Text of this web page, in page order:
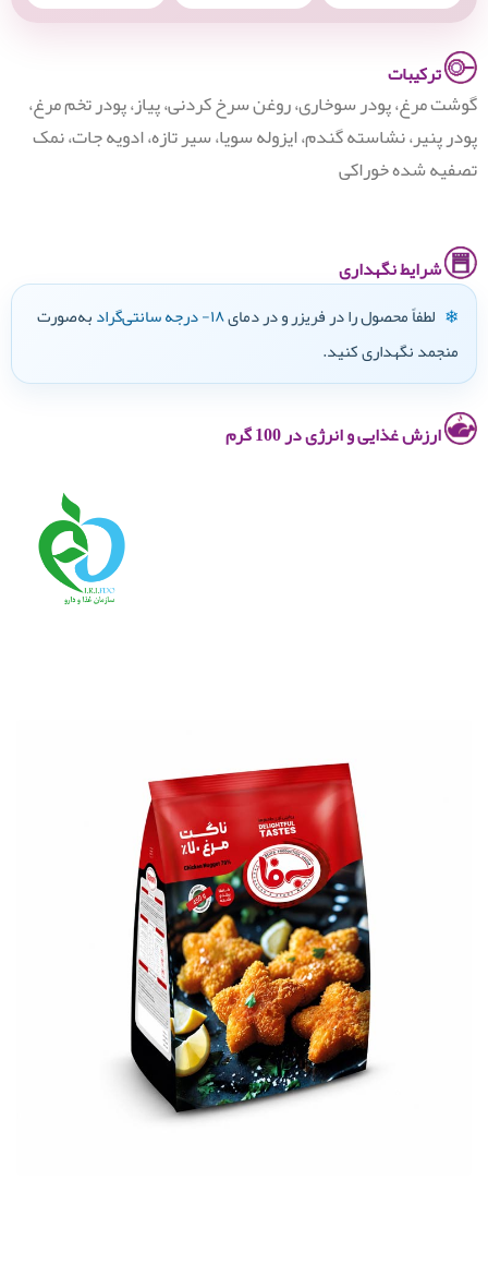
ترکیبات
گوشت مرغ، پودر سوخاری، روغن سرخ کردنی، پیاز، پودر تخم مرغ،
پودر پنیر، نشاسته گندم، ایزوله سویا، سیر تازه، ادویه جات، نمک
تصفیه شده خوراکی
شرایط نگهداری
❄ لطفاً محصول را در فریزر و در دمای۱۸- درجه سانتی‌گراد
به‌صورت
منجمد نگهداری کنید.
ارزش غذایی و انرژی در 100 گرم